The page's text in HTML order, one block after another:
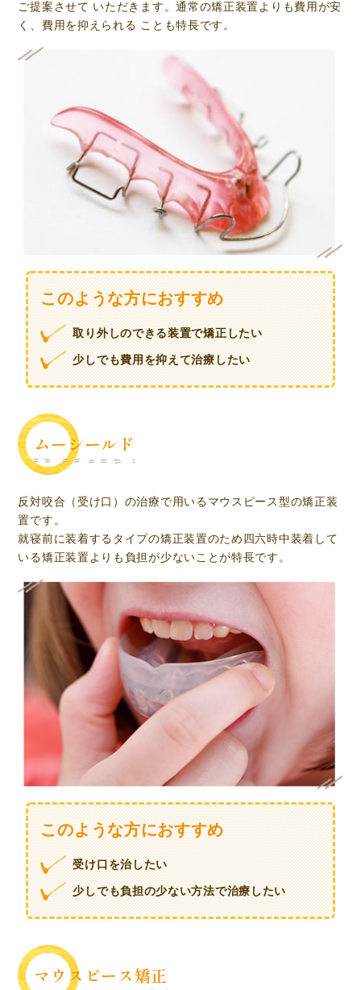
ご提案させて いただきます。通常の矯正装置よりも費用が安
く、費用を抑えられる ことも特長です。
このような方におすすめ
取り外しのできる装置で矯正したい
少しでも費用を抑えて治療したい
ムーシールド
反対咬合（受け口）の治療で用いるマウスピース型の矯正装
置です。
就寝前に装着するタイプの矯正装置のため四六時中装着して
いる矯正装置よりも負担が少ないことが特長です。
このような方におすすめ
受け口を治したい
少しでも負担の少ない方法で治療したい
マウスピース矯正